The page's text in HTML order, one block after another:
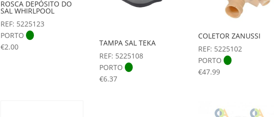
ROSCA DEPÓSITO DO
SAL WHIRLPOOL
REF: 5225123
PORTO
€2.00
TAMPA SAL TEKA
REF: 5225108
PORTO
€6.37
COLETOR ZANUSSI
REF: 5225102
PORTO
€47.99